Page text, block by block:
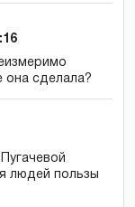
сделала?
людей пользы